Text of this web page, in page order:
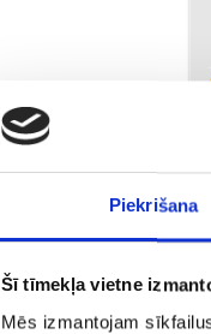
Piekrišana
Šī tīmekļa vietne
Mēs izmantojam